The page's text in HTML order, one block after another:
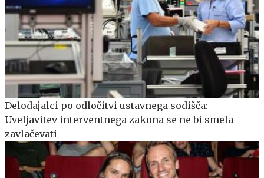
Delodajalci po odločitvi ustavnega sodišča:
Uveljavitev interventnega zakona se ne bi smela
zavlačevati